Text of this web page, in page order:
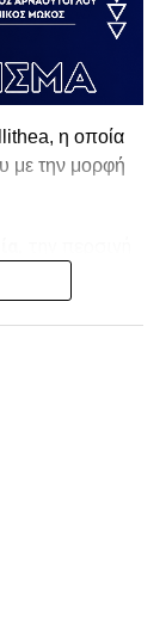
η οποία
με την μορφή
20
με τον ΠΑΣ
Λαμία (10